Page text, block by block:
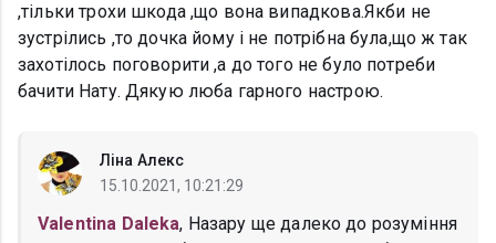
,тільки трохи шкода ,що вона випадкова.Якби не
зустрілись ,то дочка йому і не потрібна була,що ж так
захотілось поговорити ,а до того не було потреби
бачити Нату. Дякую люба гарного настрою.
Ліна Алекс
15.10.2021, 10:21:29
Valentina Daleka, Назару ще далеко до розуміння